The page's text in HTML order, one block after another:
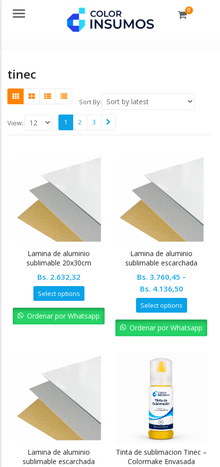
Menu 0
tinec
Sort By:
View: 1 2 3
Lamina de aluminio
sublimable 20x30cm
Bs. 2.632,32
Select options
Ordenar por Whatsapp
Lamina de aluminio
sublimable escarchada
Bs. 3.760,45 –
Bs. 4.136,50
Select options
Ordenar por Whatsapp
Lamina de aluminio
sublimable escarchada
Tinta de sublimacion Tinec –
Colormake Envasada